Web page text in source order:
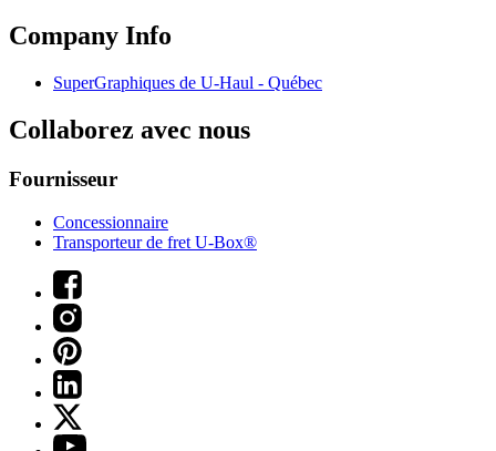
Company Info
SuperGraphiques de U-Haul - Québec
Collaborez avec nous
Fournisseur
Concessionnaire
Transporteur de fret U-Box®